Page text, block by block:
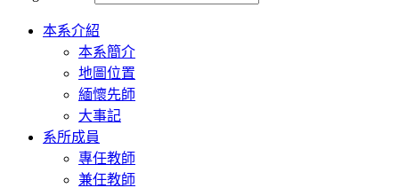
Toggle
navigation
本系介紹
本系簡介
地圖位置
緬懷先師
大事記
系所成員
專任教師
兼任教師